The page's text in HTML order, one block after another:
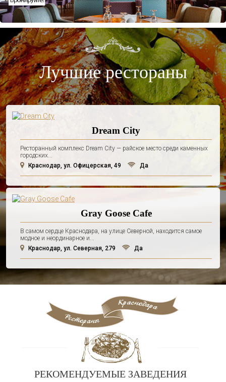
Лучшие рестораны
Dream City
Ресторанный комплекс Dream City — райское место среди каменных
городских...
Краснодар, ул. Офицерская, 49
Да
Gray Goose Cafe
В самом сердце Краснодара, на улице Северной, находится самое
модное и неординарное и...
Краснодар, ул. Северная, 279
Да
РЕКОМЕНДУЕМЫЕ ЗАВЕДЕНИЯ